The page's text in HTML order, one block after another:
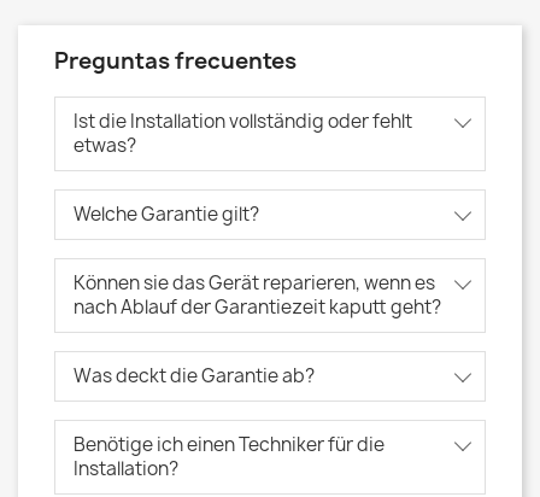
Preguntas frecuentes
Ist die Installation vollständig oder fehlt
etwas?
Welche Garantie gilt?
Können sie das Gerät reparieren, wenn es
nach Ablauf der Garantiezeit kaputt geht?
Was deckt die Garantie ab?
Benötige ich einen Techniker für die
Installation?